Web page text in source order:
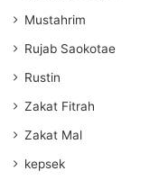
Mustahrim
Rujab Saokotae
Rustin
Zakat Fitrah
Zakat Mal
kepsek